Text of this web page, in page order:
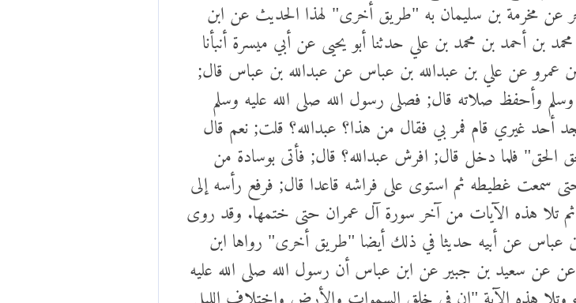
عن مخرمة بن سليمان به "طريق أخرى" لهذا الحديث عن ابن
بن أحمد بن محمد بن علي حدثنا أبو يحيى عن أبي ميسرة أنبأنا
عمرو عن علي بن عبدالله بن عباس عن عبدالله بن عباس قال;
وأحفظ صلاته قال; فصلى رسول الله صلى الله عليه وسلم
أحد غيري قام فمر بي فقال من هذا؟ عبدالله؟ قلت; نعم قال
الحق" فلما دخل قال; افرش عبدالله؟ قال; فأتى بوسادة من
سمعت غطيطه ثم استوى على فراشه قاعدا قال; فرفع رأسه إلى
هذه الآيات من آخر سورة آل عمران حتى ختمها. وقد روى
عباس عن أبيه حديثا في ذلك أيضا "طريق أخرى" رواها ابن
سعيد بن جبير عن ابن عباس أن رسول الله صلى الله عليه
هذه الآية "إن في خلق السموات والأرض واختلاف الليل